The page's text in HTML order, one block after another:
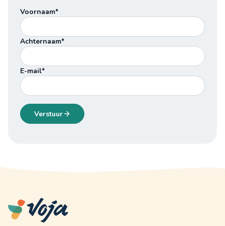
Voornaam*
Achternaam*
E-mail*
Verstuur